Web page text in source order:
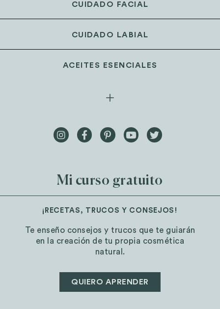
CUIDADO FACIAL
CUIDADO LABIAL
ACEITES ESENCIALES
Mi curso gratuito
¡RECETAS, TRUCOS Y CONSEJOS!
Te enseño consejos y trucos que te guiarán
en la creación de tu propia cosmética
natural.
QUIERO APRENDER